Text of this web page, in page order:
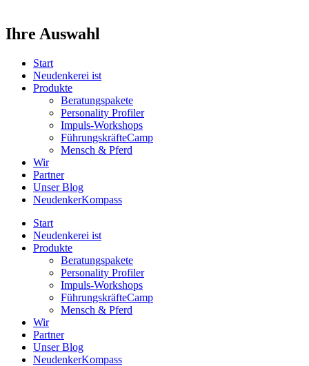
Ihre Auswahl
Start
Neudenkerei ist
Produkte
Beratungspakete
Personality Profiler
Impuls-Workshops
FührungskräfteCamp
Mensch & Pferd
Wir
Partner
Unser Blog
NeudenkerKompass
Start
Neudenkerei ist
Produkte
Beratungspakete
Personality Profiler
Impuls-Workshops
FührungskräfteCamp
Mensch & Pferd
Wir
Partner
Unser Blog
NeudenkerKompass